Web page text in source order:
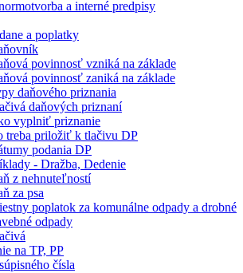
a interné predpisy
a poplatky
povinnosť vzniká na základe
povinnosť zaniká na základe
daňového priznania
daňových priznaní
vyplniť priznanie
treba priložiť k tlačivu DP
podania DP
- Dražba, Dedenie
z nehnuteľností
za psa
poplatok za komunálne odpady a drobné
odpady
na TP, PP
čísla